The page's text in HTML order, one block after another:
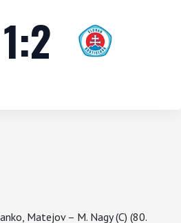
1:2
Matejov – M. Nagy (C) (80.